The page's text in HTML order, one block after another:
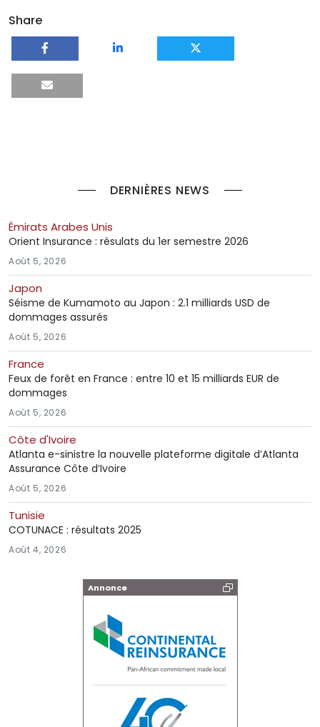
Share
DERNIÈRES NEWS
Émirats Arabes Unis
Orient Insurance : résulats du 1er semestre 2026
Août 5, 2026
Japon
Séisme de Kumamoto au Japon : 2.1 milliards USD de
dommages assurés
Août 5, 2026
France
Feux de forêt en France : entre 10 et 15 milliards EUR de
dommages
Août 5, 2026
Côte d'Ivoire
Atlanta e-sinistre la nouvelle plateforme digitale d’Atlanta
Assurance Côte d’Ivoire
Août 5, 2026
Tunisie
COTUNACE : résultats 2025
Août 4, 2026
Annonce